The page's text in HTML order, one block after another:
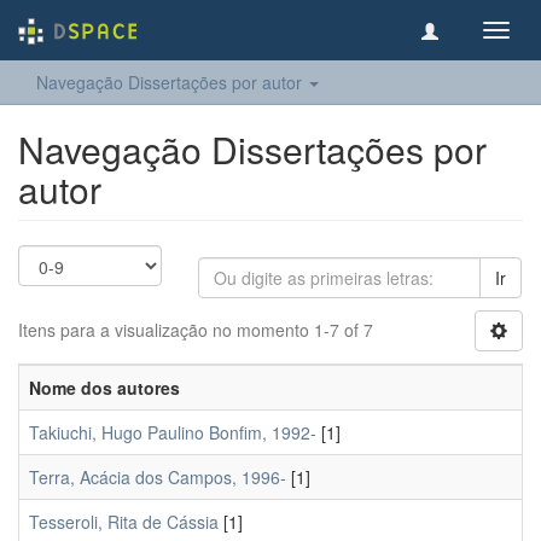
Navegação Dissertações por autor
Navegação Dissertações por
autor
Ir
Itens para a visualização no momento 1-7 of 7
Nome dos autores
Takiuchi, Hugo Paulino Bonfim, 1992- [1]
Terra, Acácia dos Campos, 1996- [1]
Tesseroli, Rita de Cássia [1]